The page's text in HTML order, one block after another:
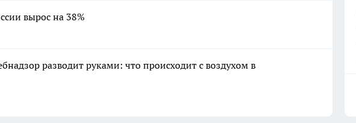
вырос на 38%
разводит руками: что происходит с воздухом в